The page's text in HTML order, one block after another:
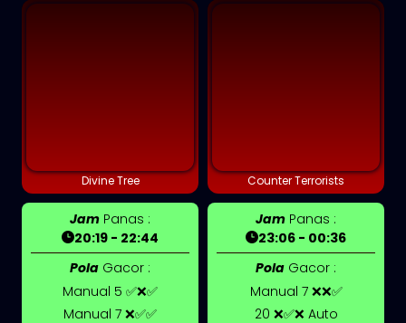
Divine Tree
Jam Panas :
20:19 - 22:44
Pola Gacor :
Manual 5 ✅❌✅
Manual 7 ❌✅✅
Counter Terrorists
Jam Panas :
23:06 - 00:36
Pola Gacor :
Manual 7 ❌❌✅
20 ❌✅❌ Auto